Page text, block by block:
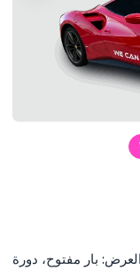
بار مفتوح، دورة